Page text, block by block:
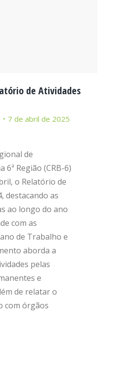
de Atividades
7 de abril de 2025
de
6ª Região (CRB-6)
o Relatório de
destacando as
ao longo do ano
com as
de Trabalho e
aborda a
pelas
e
de relatar o
com órgãos